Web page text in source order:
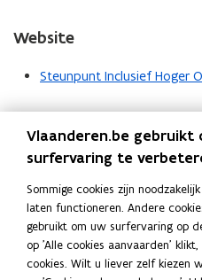
e
n
s
t
r
)
i
w
v
e
n
s
e
Website
Steunpunt Inclusief Hoger
(
e
n
t
i
n
n
i
Facebook
opent in nieuw venster
X
opent in nieuw venster
Instagram
opent in nieuw venster
Linkedin
opent in nieuw venster
Deel deze pagina
L
K
Vlaanderen.be gebruikt
surfervaring te
Sommige cookies zijn
laten functioneren. Andere
gebruikt om uw surfervaring op
op 'Alle cookies aanvaarden'
cookies. Wilt u liever zelf kiezen